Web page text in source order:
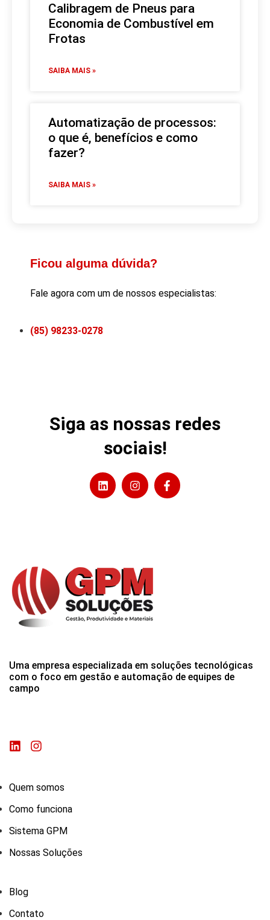
Calibragem de Pneus para
Economia de Combustível em
Frotas
SAIBA MAIS »
Automatização de processos:
o que é, benefícios e como
fazer?
SAIBA MAIS »
Ficou alguma dúvida?
Fale agora com um de nossos especialistas:
(85) 98233-0278
Siga as nossas redes
sociais!
Uma empresa especializada em soluções tecnológicas
com o foco em gestão e automação de equipes de
campo
Quem somos
Como funciona
Sistema GPM
Nossas Soluções
Blog
Contato